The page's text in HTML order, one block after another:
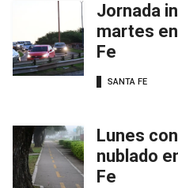
Jornada
martes
Fe
SANTA FE
Lunes
nublado
Fe